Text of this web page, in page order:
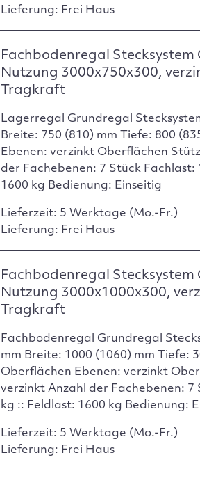
Lieferung: Frei Haus
Fachbodenregal Stecksystem
Nutzung 3000x750x300,
Tragkraft
Lagerregal Grundregal
Breite: 750 (810) mm Tiefe: 800
Ebenen: verzinkt Oberflächen
der Fachebenen: 7 Stück Fachlast:
1600 kg Bedienung: Einseitig
Lieferzeit: 5 Werktage (Mo.-Fr.)
Lieferung: Frei Haus
Fachbodenregal Stecksystem
Nutzung 3000x1000x300,
Tragkraft
Fachbodenregal Grundregal
mm Breite: 1000 (1060) mm Tiefe:
Oberflächen Ebenen: verzinkt
verzinkt Anzahl der Fachebenen: 7
kg :: Feldlast: 1600 kg Bedienung:
Lieferzeit: 5 Werktage (Mo.-Fr.)
Lieferung: Frei Haus